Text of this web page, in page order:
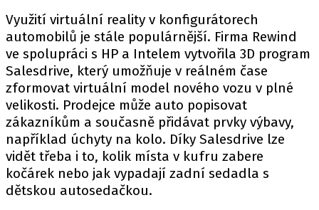
Využití virtuální reality v konfigurátorech
automobilů je stále populárnější. Firma Rewind
ve spolupráci s HP a Intelem vytvořila 3D program
Salesdrive, který umožňuje v reálném čase
zformovat virtuální model nového vozu v plné
velikosti. Prodejce může auto popisovat
zákazníkům a současně přidávat prvky výbavy,
například úchyty na kolo. Díky Salesdrive lze
vidět třeba i to, kolik místa v kufru zabere
kočárek nebo jak vypadají zadní sedadla s
dětskou autosedačkou.